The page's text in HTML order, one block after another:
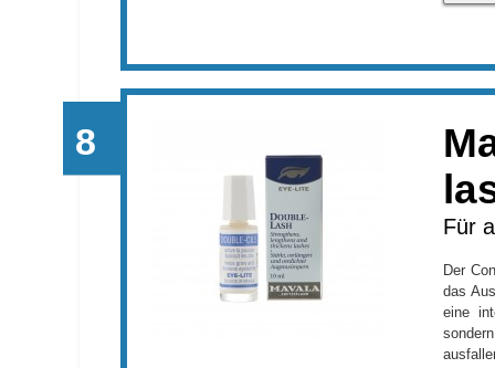
Für
Der
das
eine